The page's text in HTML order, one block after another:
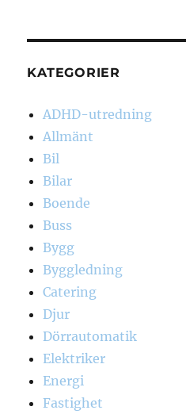
KATEGORIER
ADHD-utredning
Allmänt
Bil
Bilar
Boende
Buss
Bygg
Byggledning
Catering
Djur
Dörrautomatik
Elektriker
Energi
Fastighet